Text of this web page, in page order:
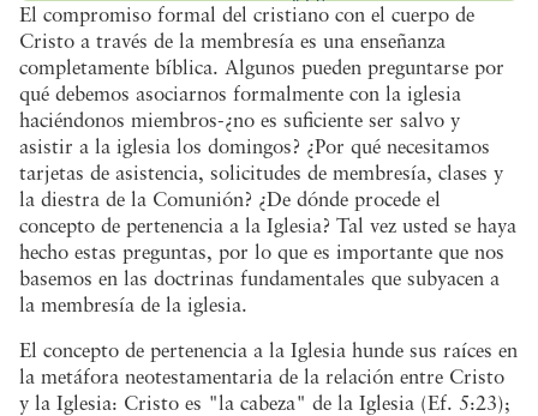
El compromiso formal del cristiano con el cuerpo de
Cristo a través de la membresía es una enseñanza
completamente bíblica. Algunos pueden preguntarse por
qué debemos asociarnos formalmente con la iglesia
haciéndonos miembros-¿no es suficiente ser salvo y
asistir a la iglesia los domingos? ¿Por qué necesitamos
tarjetas de asistencia, solicitudes de membresía, clases y
la diestra de la Comunión? ¿De dónde procede el
concepto de pertenencia a la Iglesia? Tal vez usted se haya
hecho estas preguntas, por lo que es importante que nos
basemos en las doctrinas fundamentales que subyacen a
la membresía de la iglesia.
El concepto de pertenencia a la Iglesia hunde sus raíces en
la metáfora neotestamentaria de la relación entre Cristo
y la Iglesia: Cristo es "la cabeza" de la Iglesia (Ef. 5:23);